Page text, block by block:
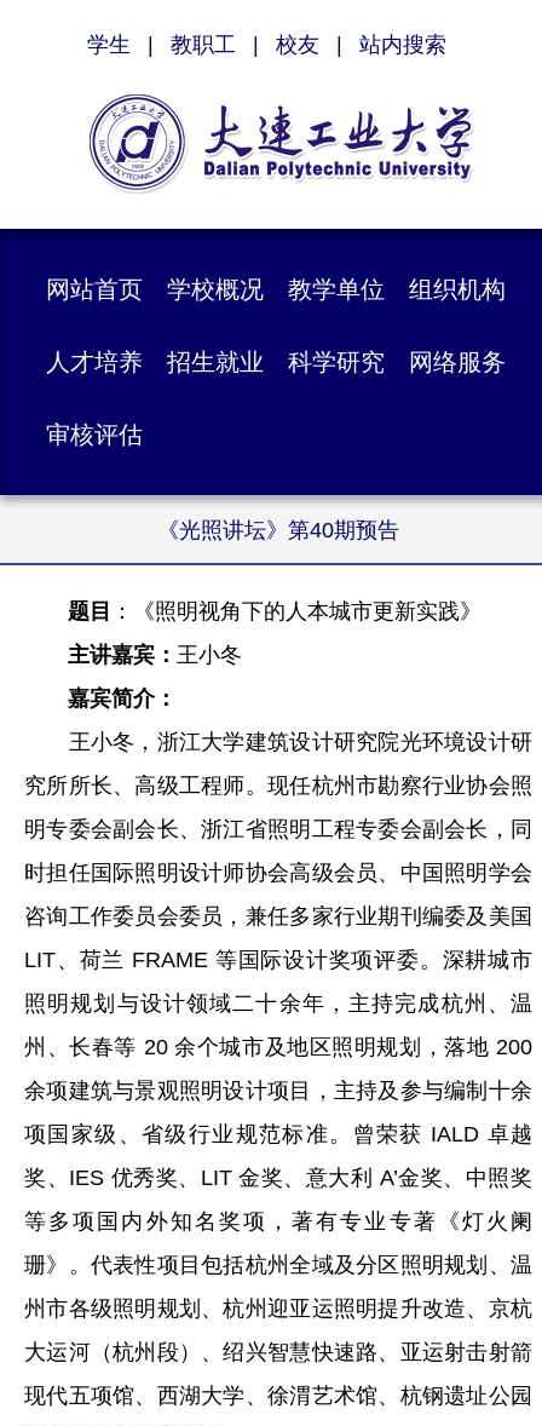
学生 教职工 校友 站内搜索
网站首页 学校概况 教学单位 组织机构
人才培养 招生就业 科学研究 网络服务
审核评估
《光照讲坛》第40期预告
题目
：《照明视角下的人本城市更新实践》
主讲嘉宾： 王小冬
嘉宾简介：
王小冬，浙江大学建筑设计研究院光环境设计研
究所所长、高级工程师。现任杭州市勘察行业协会照
明专委会副会长、浙江省照明工程专委会副会长，同
时担任国际照明设计师协会高级会员、中国照明学会
咨询工作委员会委员，兼任多家行业期刊编委及美国
LIT、荷兰 FRAME 等国际设计奖项评委。深耕城市
照明规划与设计领域二十余年，主持完成杭州、温
州、长春等 20 余个城市及地区照明规划，落地 200
余项建筑与景观照明设计项目，主持及参与编制十余
项国家级、省级行业规范标准。曾荣获 IALD 卓越
奖、IES 优秀奖、LIT 金奖、意大利 A’金奖、中照奖
等多项国内外知名奖项，著有专业专著《灯火阑
珊》。代表性项目包括杭州全域及分区照明规划、温
州市各级照明规划、杭州迎亚运照明提升改造、京杭
大运河（杭州段）、绍兴智慧快速路、亚运射击射箭
现代五项馆、西湖大学、徐渭艺术馆、杭钢遗址公园